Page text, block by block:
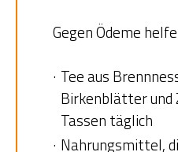
Gegen Ödeme
Tee aus
Birkenblätter und
Tassen täglich
Nahrungsmittel,